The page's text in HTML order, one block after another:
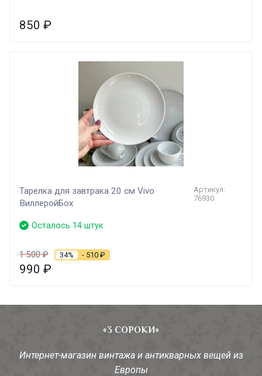
850 ₽
Тарелка для завтрака 20 см Vivo
ВиллеройБох
Артикул:
76930
Осталось 14 штук
1 500₽ 34% - 510 ₽
990 ₽
«3 СОРОКИ»
Интернет-магазин винтажа и антикварных вещей из
Европы